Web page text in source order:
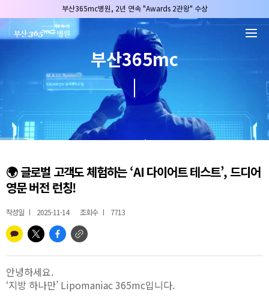
부산365mc병원, 2년 연속 "Awards 2관왕" 수상
2025 "부산365mc 보건복지부 장관상" 수상!
부산365mc병원, 8/15(토) 광복절 정상진료
부산365mc병원, 2년 연속 "Awards 2관왕" 수상
2025 "부산365mc 보건복지부 장관상" 수상!
부산365mc
🌍 글로벌 고객도 체험하는 ‘AI 다이어트 테스트’, 드디어
영문 버전 런칭!
작성일 2025-11-14 조회수 7713
안녕하세요.
‘지방 하나만’ Lipomaniac 365mc입니다.